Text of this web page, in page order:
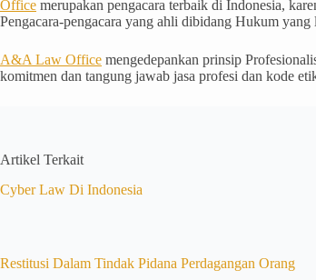
Office merupakan pengacara terbaik di Indonesia,
Pengacara-pengacara yang ahli dibidang Hukum yang
A&A Law Office mengedepankan prinsip
komitmen dan tangung jawab jasa profesi dan kode
Artikel Terkait
Cyber Law Di Indonesia
Restitusi Dalam Tindak Pidana Perdagangan Orang